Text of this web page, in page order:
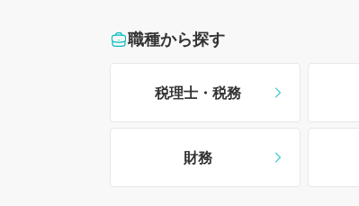
職種から探す
税理士・税務
財務